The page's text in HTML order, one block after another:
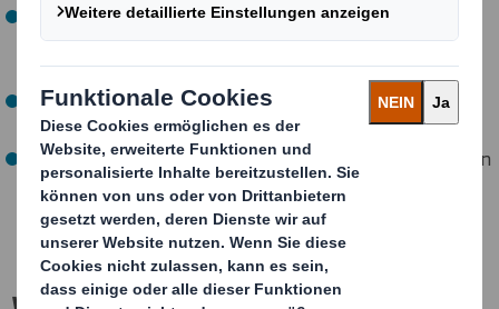
Bis zum Jahr 2030 wollen wir jede einzelne
Verpackungslösung für alle Lieferketten optimieren
(planmäßig).
Bis 2030 keine Abfälle auf Deponien oder Müllhalden
entsorgen (planmäßig).
Bis 2030 streben wir an, dass alle unsere Verpackungen
recycelt oder wiederverwendet werden (planmäßig).